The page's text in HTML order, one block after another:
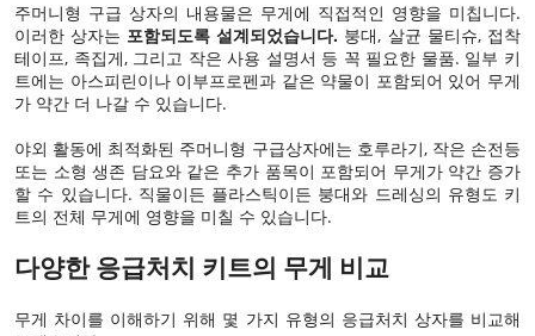
주머니형 구급 상자의 내용물은 무게에 직접적인 영향을 미칩니다.
이러한 상자는 포함되도록 설계되었습니다. 붕대, 살균 물티슈, 접착
테이프, 족집게, 그리고 작은 사용 설명서 등 꼭 필요한 물품. 일부 키
트에는 아스피린이나 이부프로펜과 같은 약물이 포함되어 있어 무게
가 약간 더 나갈 수 있습니다.
야외 활동에 최적화된 주머니형 구급상자에는 호루라기, 작은 손전등
또는 소형 생존 담요와 같은 추가 품목이 포함되어 무게가 약간 증가
할 수 있습니다. 직물이든 플라스틱이든 붕대와 드레싱의 유형도 키
트의 전체 무게에 영향을 미칠 수 있습니다.
다양한 응급처치 키트의 무게 비교
무게 차이를 이해하기 위해 몇 가지 유형의 응급처치 상자를 비교해